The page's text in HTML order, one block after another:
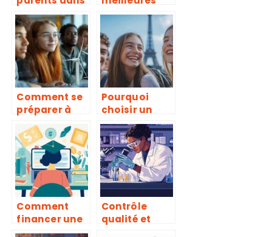
le
développeme
nt et la
performance
scolaire de
leurs enfants
formations
en big data
pour
dynamiser
votre carrière
Comment se
préparer à
une carrière
dans la
transition
énergétique
grâce aux
formations
enov
Pourquoi
choisir un
séjour
linguistique
en immersion
pour
adolescents
en France ?
Comment
financer une
formation en
Contrôle
qualité et